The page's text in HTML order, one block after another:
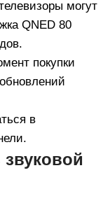
могут
QNED 80
покупки
в